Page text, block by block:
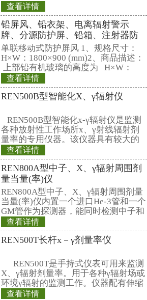
为核事故应急准备积
救援起到了积极地借
REN200B型X-γ个
REN200B型X、γ辐
HP(10)监测仪（简
仪）内置高量程盖
器，主要用来监测
所的X、γ以及硬β
宽的测量范围。能
量当量率和累积剂
日期及累积数据能
RenRiPersonal个人
查看详情
X射线防护铅服,铅
镜,铅手套,铅脚套
一、长袖、半袖、
1、防护铅皮：柔
护性能佳：铅分布
0.35/0.5mmPb铅当
表面材料 3、结构
查看详情